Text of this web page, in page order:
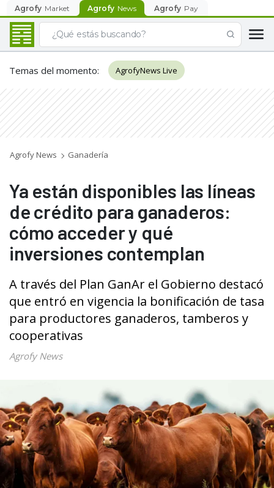
Agrofy Market Agrofy News Agrofy Pay
Temas del momento: AgrofyNews Live
Agrofy News Ganadería
Ya están disponibles las líneas
de crédito para ganaderos:
cómo acceder y qué
inversiones contemplan
A través del Plan GanAr el Gobierno destacó
que entró en vigencia la bonificación de tasa
para productores ganaderos, tamberos y
cooperativas
Agrofy News